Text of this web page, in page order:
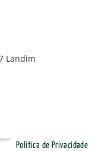
Landim
Política de Privacidade